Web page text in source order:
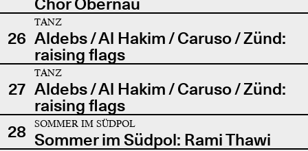
26
TANZ
Aldebs / Al Hakim / Caruso / Zünd:
raising flags
27
TANZ
Aldebs / Al Hakim / Caruso / Zünd:
raising flags
28
SOMMER IM SÜDPOL
Sommer im Südpol: Rami Thawi